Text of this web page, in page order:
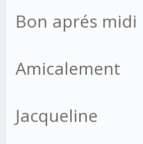
Bon aprés midi
Amicalement
Jacqueline